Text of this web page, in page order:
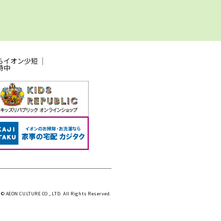
イオン少短
中
AEON CULTURE CO., LTD. All Rights Reserved.